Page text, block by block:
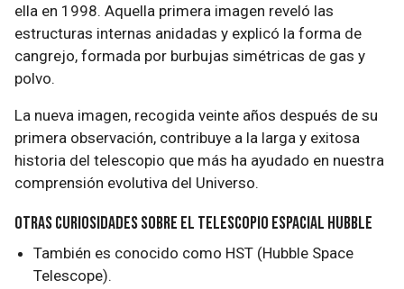
ella en 1998. Aquella primera imagen reveló las
estructuras internas anidadas y explicó la forma de
cangrejo, formada por burbujas simétricas de gas y
polvo.
La nueva imagen, recogida veinte años después de su
primera observación, contribuye a la larga y exitosa
historia del telescopio que más ha ayudado en nuestra
comprensión evolutiva del Universo.
Otras curiosidades sobre el telescopio espacial Hubble
También es conocido como HST (Hubble Space
Telescope).